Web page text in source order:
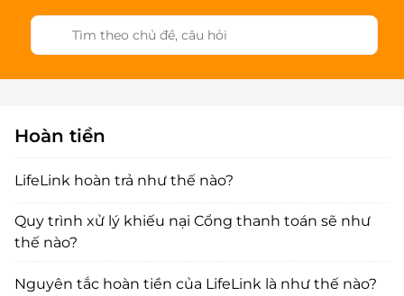
Hoàn tiền
LifeLink hoàn trả như thế nào?
Quy trình xử lý khiếu nại Cổng thanh toán sẽ như
thế nào?
Nguyên tắc hoàn tiền của LifeLink là như thế nào?